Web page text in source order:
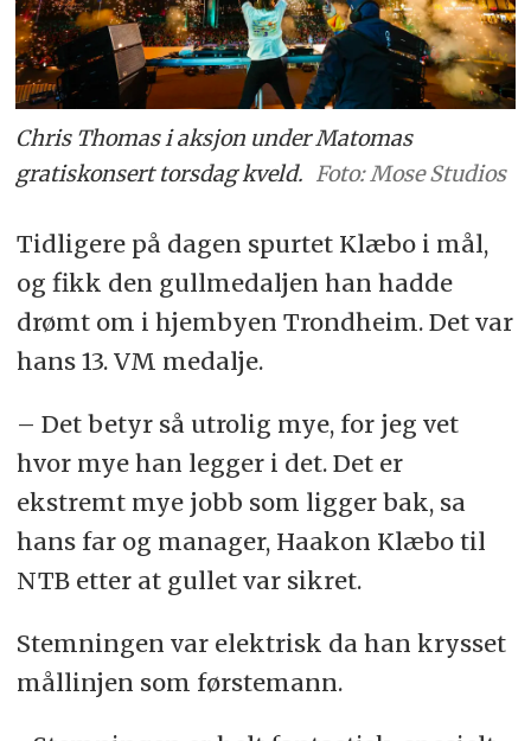
Chris Thomas i aksjon under Matomas
gratiskonsert torsdag kveld. Foto: Mose Studios
Tidligere på dagen spurtet Klæbo i mål,
og fikk den gullmedaljen han hadde
drømt om i hjembyen Trondheim. Det var
hans 13. VM medalje.
– Det betyr så utrolig mye, for jeg vet
hvor mye han legger i det. Det er
ekstremt mye jobb som ligger bak, sa
hans far og manager, Haakon Klæbo til
NTB etter at gullet var sikret.
Stemningen var elektrisk da han krysset
mållinjen som førstemann.